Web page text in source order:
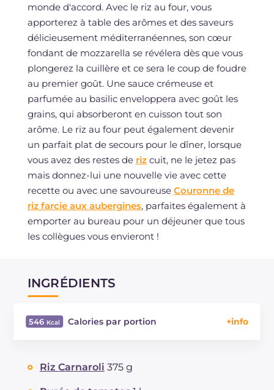
monde d'accord. Avec le riz au four, vous
apporterez à table des arômes et des saveurs
délicieusement méditerranéennes, son cœur
fondant de mozzarella se révélera dès que vous
plongerez la cuillère et ce sera le coup de foudre
au premier goût. Une sauce crémeuse et
parfumée au basilic enveloppera avec goût les
grains, qui absorberont en cuisson tout son
arôme. Le riz au four peut également devenir
un parfait plat de secours pour le dîner, lorsque
vous avez des restes de rizcuit, ne le jetez pas
mais donnez-lui une nouvelle vie avec cette
recette ou avec une savoureuse Couronne de
riz farcie aux aubergines, parfaites également à
emporter au bureau pour un déjeuner que tous
les collègues vous envieront !
INGRÉDIENTS
546 Calories par portion
Dont sucres
Riz Carnaroli 375 g